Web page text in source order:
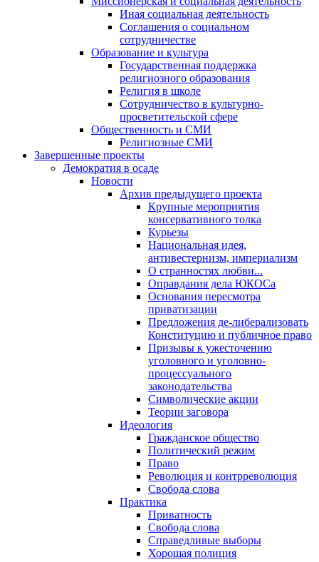
Иная социальная деятельность
Соглашения о социальном
сотрудничестве
Образование и культура
Государственная поддержка
религиозного образования
Религия в школе
Сотрудничество в культурно-
просветительской сфере
Общественность и СМИ
Религиозные СМИ
Завершенные проекты
Демократия в осаде
Новости
Архив предыдущего проекта
Крупные мероприятия
консервативного толка
Курьезы
Национальная идея,
антивестернизм, империализм
О странностях любви...
Оправдания дела ЮКОСа
Основания пересмотра
приватизации
Предложения де-либерализовать
Конституцию и публичное право
Призывы к ужесточению
уголовного и уголовно-
процессуального
законодательства
Символические акции
Теории заговора
Идеология
Гражданское общество
Политический режим
Право
Революция и контрреволюция
Свобода слова
Практика
Приватность
Свобода слова
Справедливые выборы
Хорошая полиция